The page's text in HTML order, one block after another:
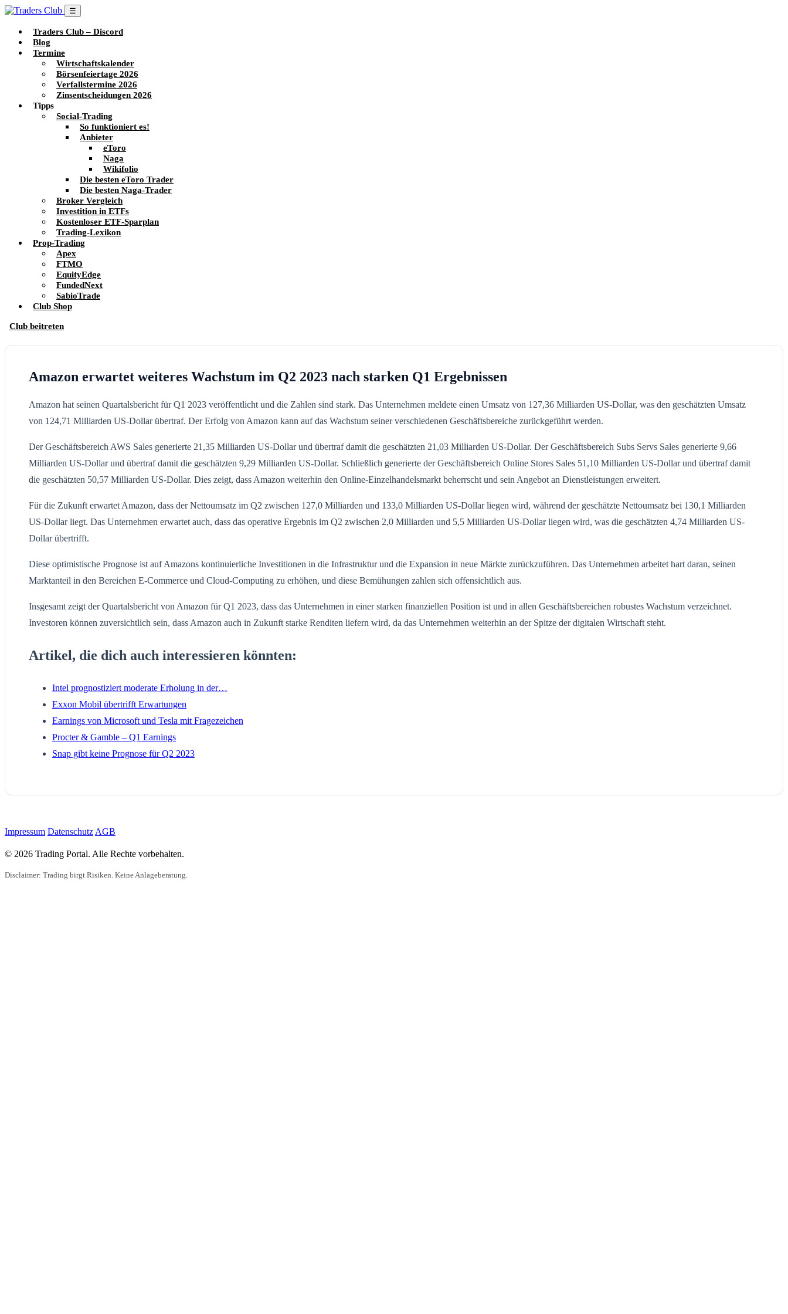
☰
Traders Club – Discord
Blog
Termine
Wirtschaftskalender
Börsenfeiertage 2026
Verfallstermine 2026
Zinsentscheidungen 2026
Tipps
Social-Trading
So funktioniert es!
Anbieter
eToro
Naga
Wikifolio
Die besten eToro Trader
Die besten Naga-Trader
Broker Vergleich
Investition in ETFs
Kostenloser ETF-Sparplan
Trading-Lexikon
Prop-Trading
Apex
FTMO
EquityEdge
FundedNext
SabioTrade
Club Shop
Club beitreten
Amazon erwartet weiteres Wachstum im Q2 2023 nach starken Q1 Ergebnissen
Amazon hat seinen Quartalsbericht für Q1 2023 veröffentlicht und die Zahlen sind stark. Das Unternehmen meldete einen Umsatz von 127,36 Milliarden US-Dollar, was den geschätzten Umsatz
von 124,71 Milliarden US-Dollar übertraf. Der Erfolg von Amazon kann auf das Wachstum seiner verschiedenen Geschäftsbereiche zurückgeführt werden.
Der Geschäftsbereich AWS Sales generierte 21,35 Milliarden US-Dollar und übertraf damit die geschätzten 21,03 Milliarden US-Dollar. Der Geschäftsbereich Subs Servs Sales generierte 9,66
Milliarden US-Dollar und übertraf damit die geschätzten 9,29 Milliarden US-Dollar. Schließlich generierte der Geschäftsbereich Online Stores Sales 51,10 Milliarden US-Dollar und übertraf damit
die geschätzten 50,57 Milliarden US-Dollar. Dies zeigt, dass Amazon weiterhin den Online-Einzelhandelsmarkt beherrscht und sein Angebot an Dienstleistungen erweitert.
Für die Zukunft erwartet Amazon, dass der Nettoumsatz im Q2 zwischen 127,0 Milliarden und 133,0 Milliarden US-Dollar liegen wird, während der geschätzte Nettoumsatz bei 130,1 Milliarden
US-Dollar liegt. Das Unternehmen erwartet auch, dass das operative Ergebnis im Q2 zwischen 2,0 Milliarden und 5,5 Milliarden US-Dollar liegen wird, was die geschätzten 4,74 Milliarden US-
Dollar übertrifft.
Diese optimistische Prognose ist auf Amazons kontinuierliche Investitionen in die Infrastruktur und die Expansion in neue Märkte zurückzuführen. Das Unternehmen arbeitet hart daran, seinen
Marktanteil in den Bereichen E-Commerce und Cloud-Computing zu erhöhen, und diese Bemühungen zahlen sich offensichtlich aus.
Insgesamt zeigt der Quartalsbericht von Amazon für Q1 2023, dass das Unternehmen in einer starken finanziellen Position ist und in allen Geschäftsbereichen robustes Wachstum verzeichnet.
Investoren können zuversichtlich sein, dass Amazon auch in Zukunft starke Renditen liefern wird, da das Unternehmen weiterhin an der Spitze der digitalen Wirtschaft steht.
Artikel, die dich auch interessieren könnten:
Intel prognostiziert moderate Erholung in der…
Exxon Mobil übertrifft Erwartungen
Earnings von Microsoft und Tesla mit Fragezeichen
Procter & Gamble – Q1 Earnings
Snap gibt keine Prognose für Q2 2023
Impressum Datenschutz AGB
© 2026 Trading Portal. Alle Rechte vorbehalten.
Disclaimer: Trading birgt Risiken. Keine Anlageberatung.